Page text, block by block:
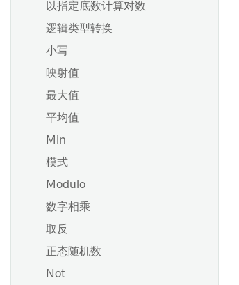
以指定底数计算对数
逻辑类型转换
小写
映射值
最大值
平均值
Min
模式
Modulo
数字相乘
取反
正态随机数
Not